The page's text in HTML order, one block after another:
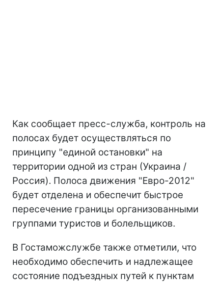
Как сообщает пресс-служба, контроль на
полосах будет осуществляться по
принципу "единой остановки" на
территории одной из стран (Украина /
Россия). Полоса движения "Евро-2012"
будет отделена и обеспечит быстрое
пересечение границы организованными
группами туристов и болельщиков.
В Гостаможслужбе также отметили, что
необходимо обеспечить и надлежащее
состояние подъездных путей к пунктам